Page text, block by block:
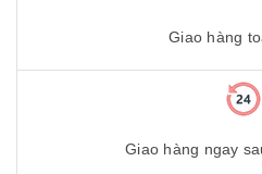
Giao hàng
Giao hàng ngay